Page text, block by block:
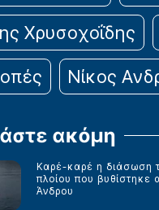
Χρυσοχοΐδης
Νίκος
ακόμη
Καρέ-καρέ η διάσωση
πλοίου που βυθίστηκε
Άνδρου